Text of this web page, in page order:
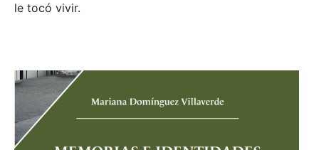
le tocó vivir.